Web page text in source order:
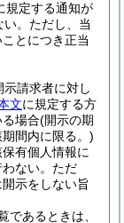
規定する通知が
。 ただし、当
とにつき正当
請求者に対し
文に規定する方
場合(開示の期
間内に限る。)
有個人情報に
ない。 ただ
示をしない旨
であるときは、